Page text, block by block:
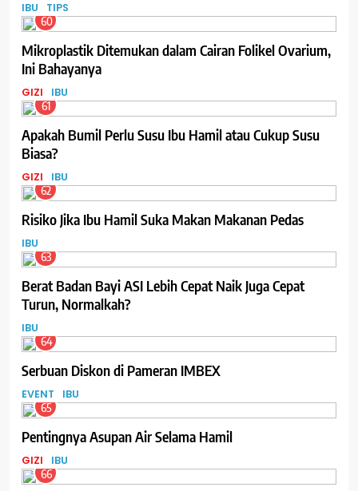
IBU TIPS
60
Mikroplastik Ditemukan dalam Cairan Folikel Ovarium,
Ini Bahayanya
GIZI IBU
61
Apakah Bumil Perlu Susu Ibu Hamil atau Cukup Susu
Biasa?
GIZI IBU
62
Risiko Jika Ibu Hamil Suka Makan Makanan Pedas
IBU
63
Berat Badan Bayi ASI Lebih Cepat Naik Juga Cepat
Turun, Normalkah?
IBU
64
Serbuan Diskon di Pameran IMBEX
EVENT IBU
65
Pentingnya Asupan Air Selama Hamil
GIZI IBU
66